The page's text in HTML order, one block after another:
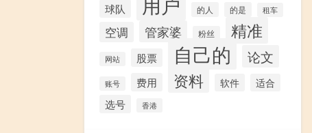
球队 的人 的是 租车
空调 管家婆 粉丝 精准
网站 股票 自己的 论文
账号 费用 资料 软件 适合
选号 香港